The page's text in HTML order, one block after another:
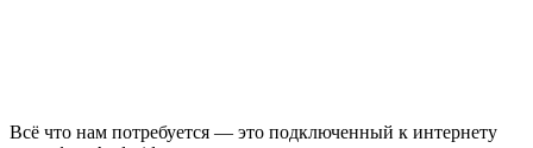
Всё что нам потребуется — это подключенный к интернету